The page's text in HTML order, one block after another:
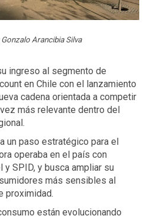
Arancibia Silva
ingreso al segmento de
en Chile con el lanzamiento
cadena orientada a competir
más relevante dentro del
un paso estratégico para el
operaba en el país con
y SPID, y busca ampliar su
más sensibles al
proximidad.
están evolucionando